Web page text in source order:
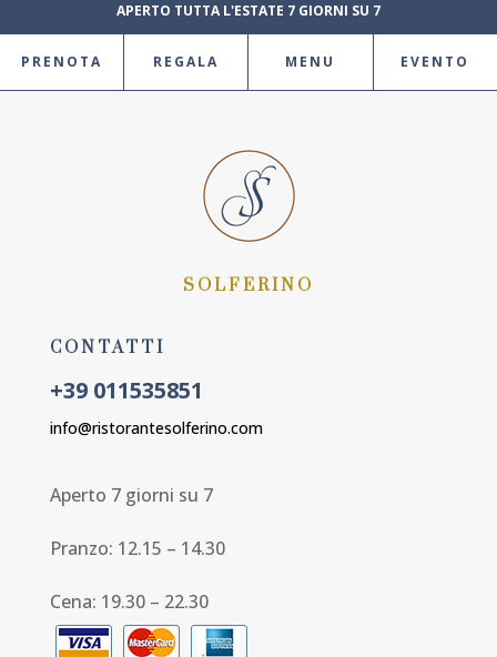
APERTO TUTTA L'ESTATE 7 GIORNI SU 7
PRENOTA REGALA MENU EVENTO
SOLFERINO
CONTATTI
+39 011535851
info@ristorantesolferino.com
Aperto 7 giorni su 7
Pranzo: 12.15 – 14.30
Cena: 19.30 – 22.30